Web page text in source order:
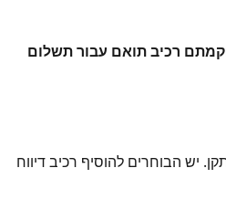
רכיב תואם עבור תשלום
יש הבוחרים להוסיף רכיב דיווח